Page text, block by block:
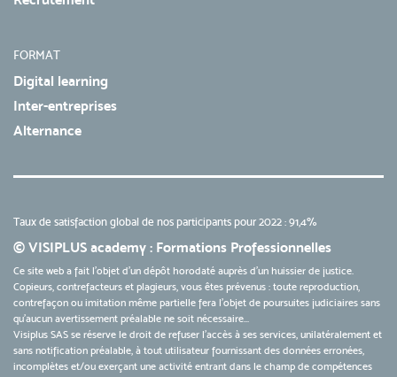
FORMAT
Digital learning
Inter-entreprises
Alternance
Taux de satisfaction global de nos participants pour 2022 : 91,4%
© VISIPLUS academy : Formations Professionnelles
Ce site web a fait l'objet d'un dépôt horodaté auprès d'un huissier de justice.
Copieurs, contrefacteurs et plagieurs, vous êtes prévenus : toute reproduction,
contrefaçon ou imitation même partielle fera l'objet de poursuites judiciaires sans
qu’aucun avertissement préalable ne soit nécessaire...
Visiplus SAS se réserve le droit de refuser l'accès à ses services, unilatéralement et
sans notification préalable, à tout utilisateur fournissant des données erronées,
incomplètes et/ou exerçant une activité entrant dans le champ de compétences